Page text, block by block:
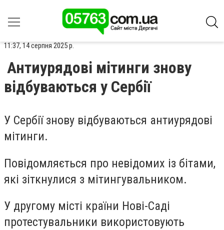
11:37, 14 серпня 2025 р.
Антиурядові мітинги знову
відбуваються у Сербії
У Сербії знову відбуваються антиурядові
мітинги.
Повідомляється про невідомих із бітами,
які зіткнулися з мітингувальником.
У другому місті країни Нові-Саді
протестувальники використовують